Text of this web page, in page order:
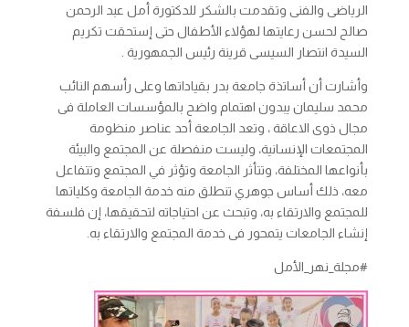
الرياضى والفنى وتقدمت بالشكر للدكتورة أمل عبد الرحمن
صالح لحسن رعايتها لهؤلاء الأطفال حتى إستحقت تكريم
السيدة انتصار السيسى قرينة رئيس الجمهورية .
وأشارت أن أساتذة جامعة بدر بقياداتها وعلى رأسهم النائب
محمد سليمان يبدون اهتمام واضح بالمؤسسات العاملة فى
مجال ذوى الاعاقة ، وتعد الجامعة أحد عناصر منظومة
المجتمعات الإنسانية، وليست منفصلة عن المجتمع والبيئة
بأنواعها المختلفة، وتتأثر الجامعة وتؤثر في المجتمع وتتفاعل
معه، ذلك أساس جوهري تنطلق منه خدمة الجامعة وكلياتها
للمجتمع والارتقاء به، وتبحث عن احتياجاته لتحقيقها، إن فلسفة
إنشاء الجامعات يتمحور فى خدمة المجتمع والارتقاء به.
#مجلة_نهر_الأمل